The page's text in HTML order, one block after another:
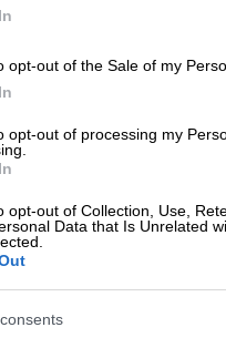
opt-out of the Sale of my
opt-out of processing my
opt-out of Collection, Use,
Data that Is Unrelated
το ΕΘΝΟΣ στη Google
στις 6:33. Οσεισμός
ο σεισμός είχε
ανατολικά της
6:33 τα